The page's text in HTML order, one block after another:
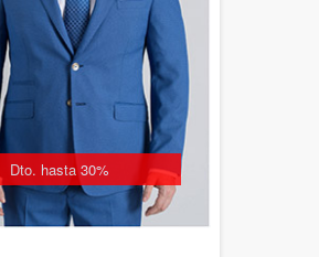
Dto. hasta 30%